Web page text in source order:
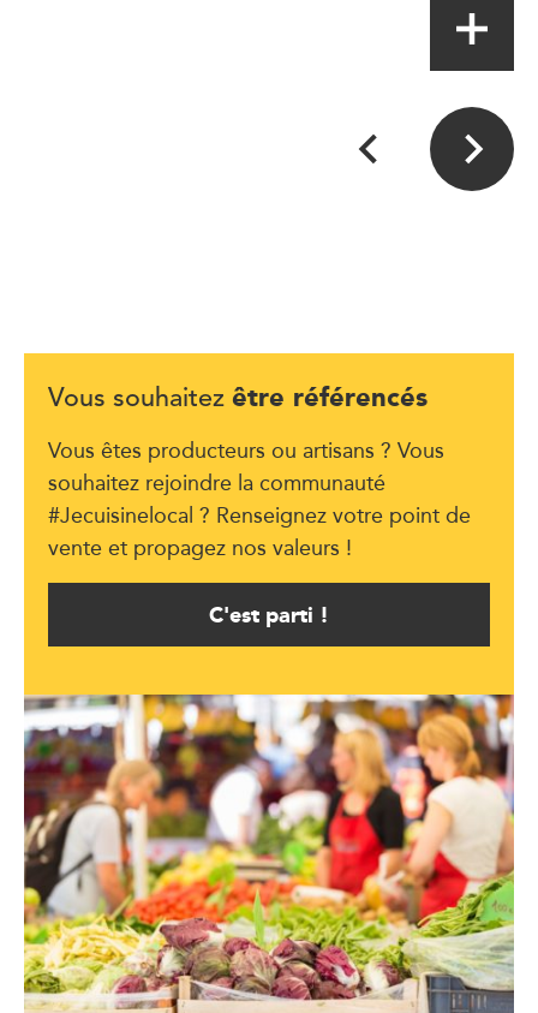
Vous souhaitez être référencés
Vous êtes producteurs ou artisans ? Vous
souhaitez rejoindre la communauté
#Jecuisinelocal ? Renseignez votre point de
vente et propagez nos valeurs !
C'est parti !